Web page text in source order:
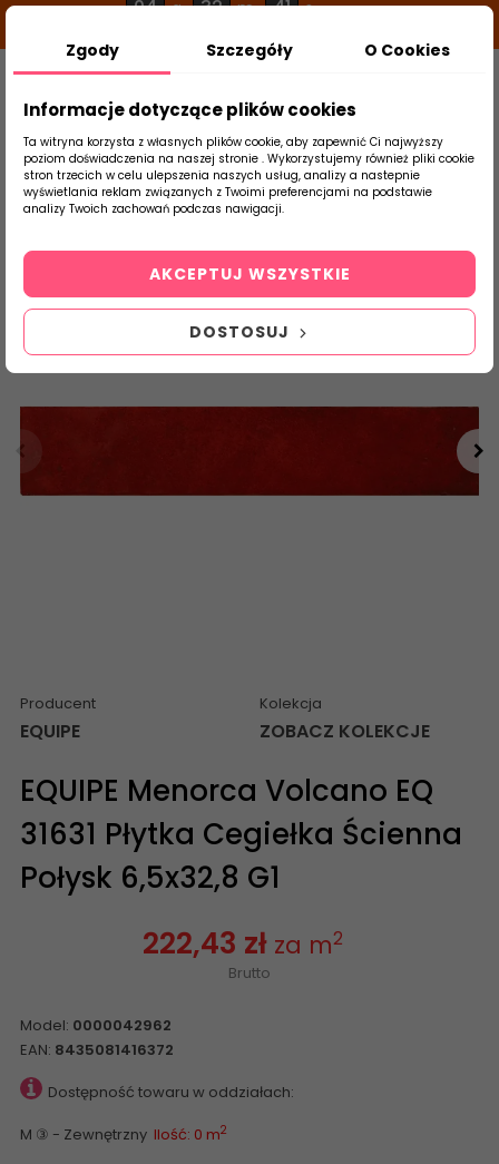
04 g 32 m 41 s
Szukaj
produktu
Strona Główna Płytki Łazienkowe
Producent
EQUIPE
Kolekcja
ZOBACZ KOLEKCJE
EQUIPE Menorca Volcano EQ
31631 Płytka Cegiełka Ścienna
Połysk 6,5x32,8 G1
222,43 zł za m2
Brutto
Model: 0000042962
EAN: 8435081416372
Dostępność towaru w oddziałach:
M ③ - Zewnętrzny Ilość: 0 m2
Zgody Szczegóły O Cookies
Informacje dotyczące plików cookies
Ta witryna korzysta z własnych plików cookie, aby zapewnić Ci najwyższy
poziom doświadczenia na naszej stronie . Wykorzystujemy również pliki cookie
stron trzecich w celu ulepszenia naszych usług, analizy a nastepnie
wyświetlania reklam związanych z Twoimi preferencjami na podstawie
analizy Twoich zachowań podczas nawigacji.
DOSTOSUJ
AKCEPTUJ WSZYSTKIE